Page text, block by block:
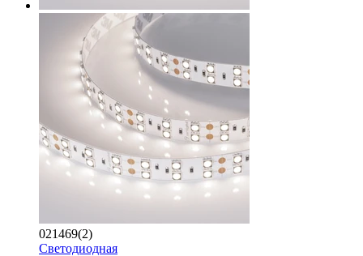
021469(2)
Светодиодная